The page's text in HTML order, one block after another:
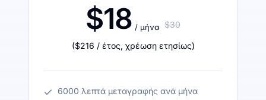
$18 / μήνα $30
($216 / έτος, χρέωση ετησίως)
6000 λεπτά μεταγραφής ανά μήνα